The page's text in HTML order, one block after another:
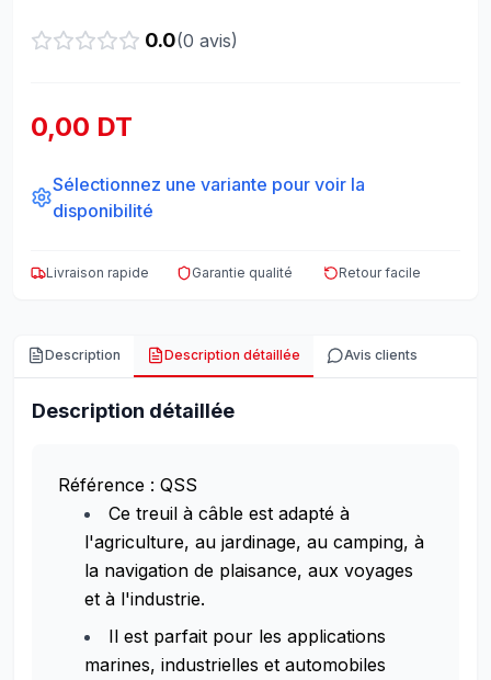
0.0(0 avis)
0,00 DT
Sélectionnez une variante pour voir la
disponibilité
Livraison rapide Garantie qualité Retour facile
Description Description détaillée Avis clients
Description détaillée
Référence : QSS
Ce treuil à câble est adapté à
l'agriculture, au jardinage, au camping, à
la navigation de plaisance, aux voyages
et à l'industrie.
Il est parfait pour les applications
marines, industrielles et automobiles